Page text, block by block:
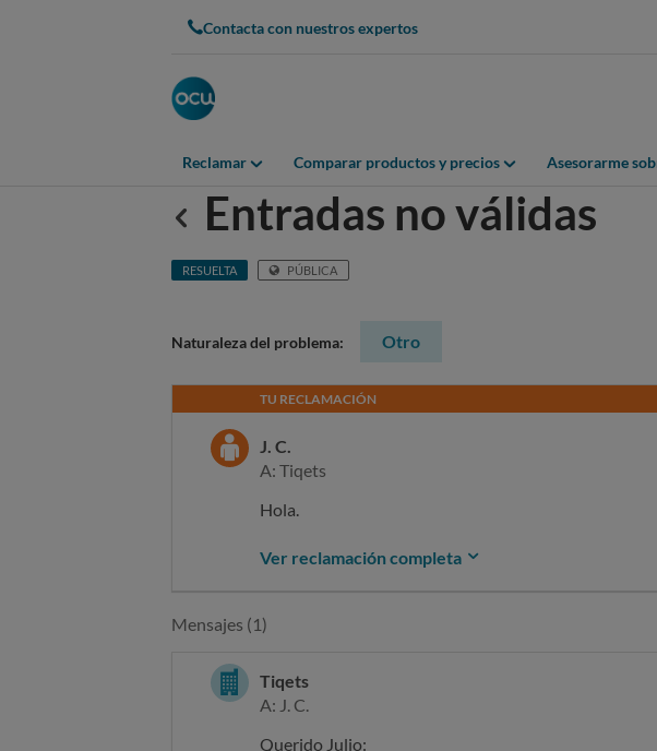
Contacta con nuestros expertos
Reclamar Comparar productos y precios Asesorarme
Anterior
Entradas no válidas
RESUELTA PÚBLICA
Naturaleza del problema: Otro
TU RECLAMACIÓN
J. C.
A: Tiqets
Hola.
Compramos dos entradas de adulto con audioguía
diciembre.
Al acceder al control de acceso, nos dijeron que las
pudimos visitar el monumento.
Por tanto, solicitamos la devolución integra de
Esperamos la pronta solución del problema.
Ver reclamación completa
Mensajes (1)
Tiqets
A: J. C.
Querido Julio: